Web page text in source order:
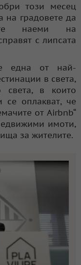
този месец
на градовете да
наеми на
с липсата
е една от най-
в света,
в които
се оплакват, че
от Airbnb“
имоти,
за жителите.